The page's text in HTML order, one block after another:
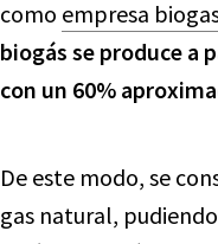
como empresa
biogás se produce a
con un 60%
De este modo, se
gas natural,